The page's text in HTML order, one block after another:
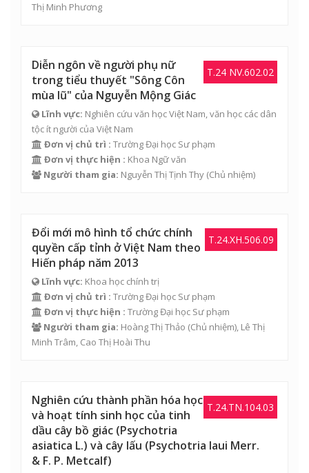
Thị Minh Phương
T.24 NV.602.02
Diễn ngôn về người phụ nữ
trong tiểu thuyết "Sông Côn
mùa lũ" của Nguyễn Mộng Giác
Lĩnh vực: Nghiên cứu văn học Việt Nam, văn học các dân
tộc ít người của Việt Nam
Đơn vị chủ trì : Trường Đại học Sư phạm
Đơn vị thực hiện : Khoa Ngữ văn
Người tham gia: Nguyễn Thị Tịnh Thy (Chủ nhiệm)
T.24.XH.506.09
Đổi mới mô hình tổ chức chính
quyền cấp tỉnh ở Việt Nam theo
Hiến pháp năm 2013
Lĩnh vực: Khoa học chính trị
Đơn vị chủ trì : Trường Đại học Sư phạm
Đơn vị thực hiện : Trường Đại học Sư phạm
Người tham gia: Hoàng Thị Thảo (Chủ nhiệm), Lê Thị
Minh Trâm, Cao Thị Hoài Thu
T.24.TN.104.03
Nghiên cứu thành phần hóa học
và hoạt tính sinh học của tinh
dầu cây bồ giác (Psychotria
asiatica L.) và cây lấu (Psychotria laui Merr.
& F. P. Metcalf)